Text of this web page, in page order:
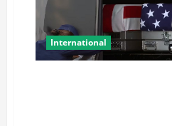
का
कहर!
7.1
तीव्रता
के
भूकंप
International